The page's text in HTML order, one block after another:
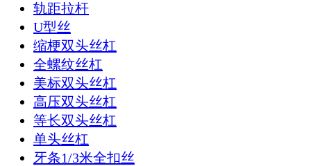
轨距拉杆
U型丝
缩梗双头丝杠
全螺纹丝杠
美标双头丝杠
高压双头丝杠
等长双头丝杠
单头丝杠
牙条1/3米全扣丝